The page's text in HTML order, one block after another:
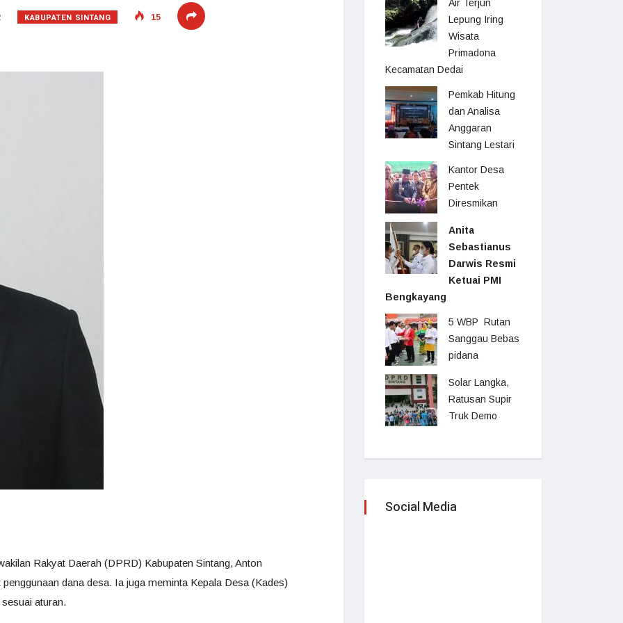
KABUPATEN SINTANG 15
Rakyat Daerah (DPRD) Kabupaten Sintang, Anton
dana desa. Ia juga meminta Kepala Desa (Kades)
aturan.
Air Terjun
Lepung Iring
Wisata
Primadona
Kecamatan Dedai
Pemkab Hitung
dan Analisa
Anggaran
Sintang Lestari
Kantor Desa
Pentek
Diresmikan
Anita
Sebastianus
Darwis Resmi
Ketuai PMI
Bengkayang
5 WBP Rutan
Sanggau Bebas
pidana
Solar Langka,
Ratusan Supir
Truk Demo
Social Media